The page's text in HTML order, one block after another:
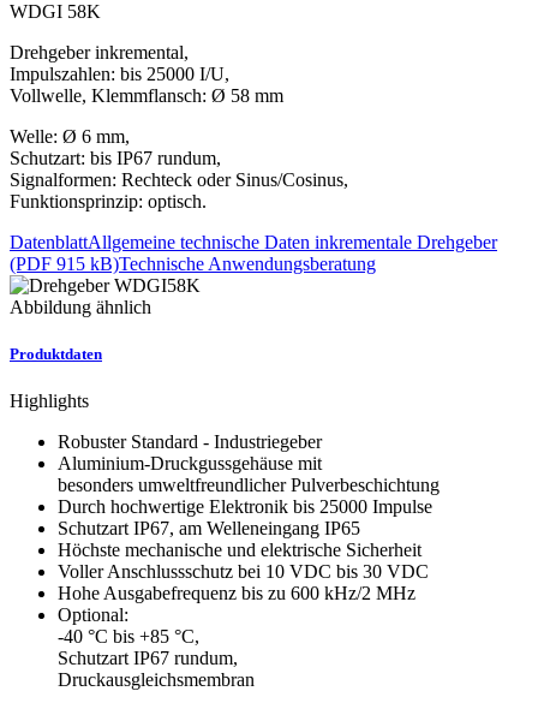
WDGI 58K
Drehgeber inkremental,
Impulszahlen: bis 25000 I/U,
Vollwelle, Klemmflansch: Ø 58 mm
Welle: Ø 6 mm,
Schutzart: bis IP67 rundum,
Signalformen: Rechteck oder Sinus/Cosinus,
Funktionsprinzip: optisch.
DatenblattAllgemeine technische Daten inkrementale Drehgeber
(PDF 915 kB)Technische Anwendungsberatung
Abbildung ähnlich
Produktdaten
Highlights
Robuster Standard - Industriegeber
Aluminium-Druckgussgehäuse mit
besonders umweltfreundlicher Pulverbeschichtung
Durch hochwertige Elektronik bis 25000 Impulse
Schutzart IP67, am Welleneingang IP65
Höchste mechanische und elektrische Sicherheit
Voller Anschlussschutz bei 10 VDC bis 30 VDC
Hohe Ausgabefrequenz bis zu 600 kHz/2 MHz
Optional:
-40 °C bis +85 °C,
Schutzart IP67 rundum,
Druckausgleichsmembran